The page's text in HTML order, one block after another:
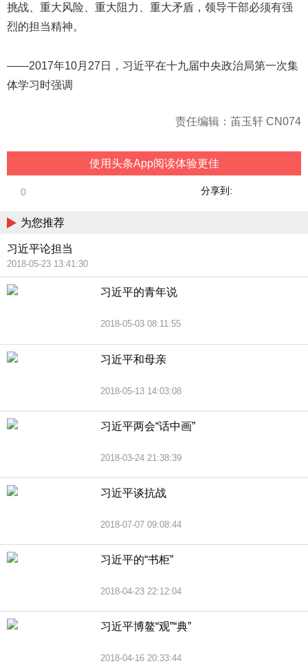
挑战、重大风险、重大阻力、重大矛盾，领导干部必须有强
烈的担当精神。
——2017年10月27日，习近平在十九届中央政治局第一次集
体学习时强调
责任编辑：苖玉轩 CN074
使用头条App阅读体验更佳
分享到:
0
为您推荐
习近平论担当
2018-05-23 13:41:30
习近平的青年说
2018-05-03 08:11:55
习近平和母亲
2018-05-13 14:03:08
习近平两会“话中画”
2018-03-24 21:38:39
习近平谈抗战
2018-07-07 09:08:44
习近平的“书柜”
2018-04-23 22:12:04
习近平博鳌“观”“典”
2018-04-16 20:33:44